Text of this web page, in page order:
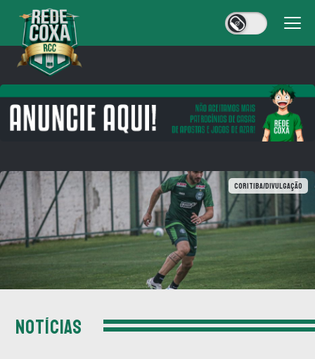
Coritiba/divulgação
NOTÍCIAS